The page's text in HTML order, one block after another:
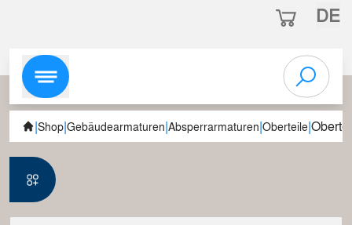
DE
|Shop|Gebäudearmaturen|Absperrarmaturen|Oberteile|